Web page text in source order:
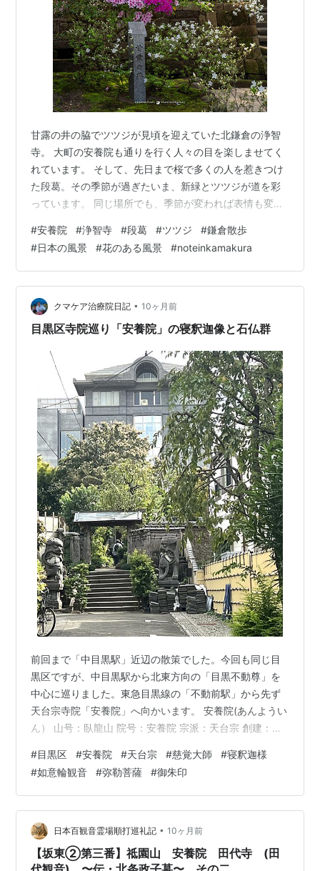
甘露の井の脇でツツジが見頃を迎えていた北鎌倉の浄智
寺。 大町の安養院も通りを行く人々の目を楽しませてく
れています。 そして、先日まで桜で多くの人を惹きつけ
た段葛。その季節が過ぎたいま、新緑とツツジが道を彩
っています。 同じ場所でも、季節が変われば表情も変わ
のも、この道の魅力だと思います。 訪れるたびに、違う
季節に出会える——そんな当たり前の豊かさを、あらた
めて感じました。 浄智寺総門 安養院 段葛
#安養院 #浄智寺 #段葛 #ツツジ #鎌倉散歩
#日本の風景 #花のある風景 #noteinkamakura
クマケア治療院日記 • 10ヶ月前
目黒区寺院巡り「安養院」の寝釈迦像と石仏群
前回まで「中目黒駅」近辺の散策でした。今回も同じ目
黒区ですが、中目黒駅から北東方向の「目黒不動尊」を
中心に巡りました。東急目黒線の「不動前駅」から先ず
天台宗寺院「安養院」へ向かいます。 安養院(あんようい
ん） 山号：臥龍山 院号：安養院 宗派：天台宗 創建：平
（1624） 中興：唱岳長音 安養院の縁起 臥龍山安養院
は、平安時代に天台宗第三世慈覚大師によって開かれた
由緒ある寺院です。中興開山は唱岳長音木喰上人です。
寛永元年（1624）に再建され、金色八尺の寝釈迦様 （涅
槃像）を安置供養されました。その像を御本尊としたこ
とで、「寝釈迦寺」と呼ばれ、…
#目黒区 #安養院 #天台宗 #慈覚大師 #寝釈迦様
#如意輪観音 #弥勒菩薩 #御朱印
日本百観音霊場順打巡礼記 • 10ヶ月前
【坂東②第三番】祗園山 安養院 田代寺 (田